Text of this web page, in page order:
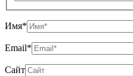
Имя*
Email*
Сайт